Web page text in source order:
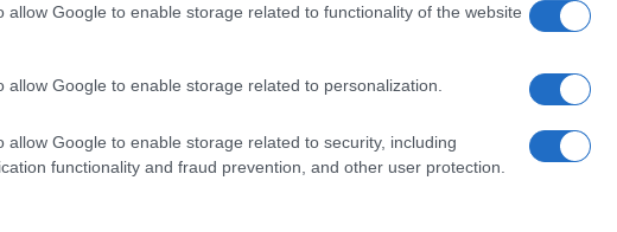
allow Google to enable storage related to functionality of the website
allow Google to enable storage related to personalization.
allow Google to enable storage related to security, including
functionality and fraud prevention, and other user protection.
i tuoi video e le tue foto
+39 345 356 7512